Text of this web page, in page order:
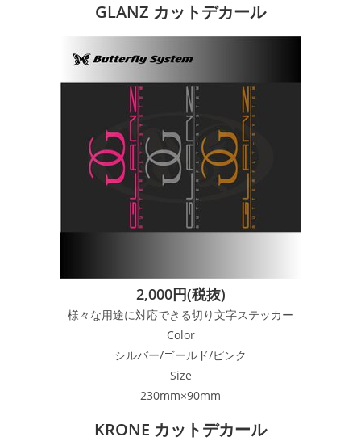
GLANZ カットデカール
2,000円(税抜)
様々な用途に対応できる切り文字ステッカー
Color
シルバー/ゴールド/ピンク
Size
230mm×90mm
KRONE カットデカール